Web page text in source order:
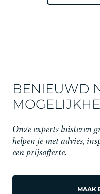
BENIEUWD
Onze experts luisteren
helpen je met advies,
een prijsofferte.
MAAK